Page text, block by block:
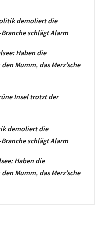
demoliert die
schlägt Alarm
Haben die
Mumm, das Merz’sche
Insel trotzt der
demoliert die
schlägt Alarm
Haben die
Mumm, das Merz’sche